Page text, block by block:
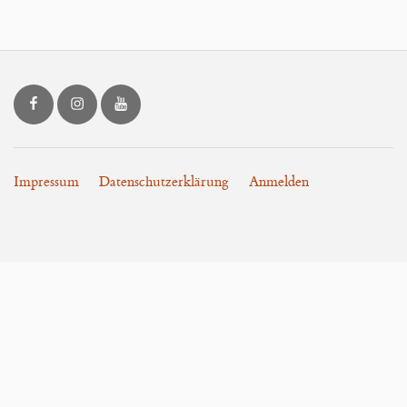
LOON.art bei Facebook
LOON.art bei Instagram
LOON.art bei YouTube
Impressum Datenschutzerklärung Anmelden